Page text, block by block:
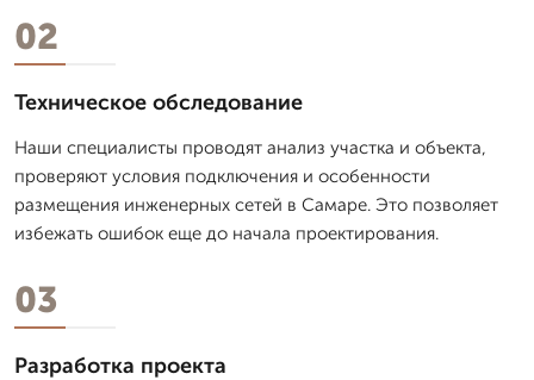
02
Техническое обследование
Наши специалисты проводят анализ участка и объекта,
проверяют условия подключения и особенности
размещения инженерных сетей в Самаре. Это позволяет
избежать ошибок еще до начала проектирования.
03
Разработка проекта